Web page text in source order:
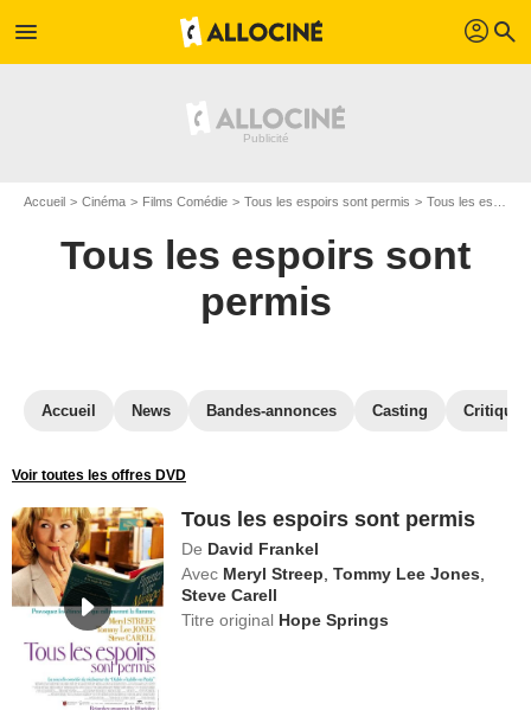
menu profil search
Accueil Cinéma Films Comédie Tous les espoirs sont permis Tous les espoirs sont permis en DVD
Tous les espoirs sont
permis
Accueil News Bandes-annonces Casting
Voir toutes les offres DVD
Tous les espoirs sont permis
De David Frankel
Avec Meryl Streep ,Tommy Lee Jones
Steve Carell
Titre original Hope Springs